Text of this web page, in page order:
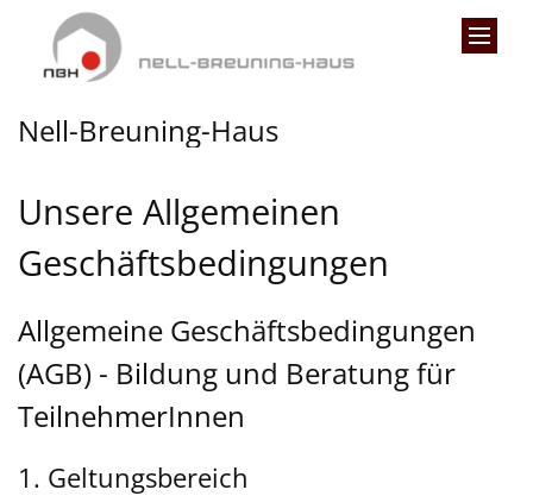
Zum Inhalt springen
Nell-Breuning-Haus
Unsere Allgemeinen
Geschäftsbedingungen
Allgemeine Geschäftsbedingungen
(AGB) - Bildung und Beratung für
TeilnehmerInnen
1. Geltungsbereich